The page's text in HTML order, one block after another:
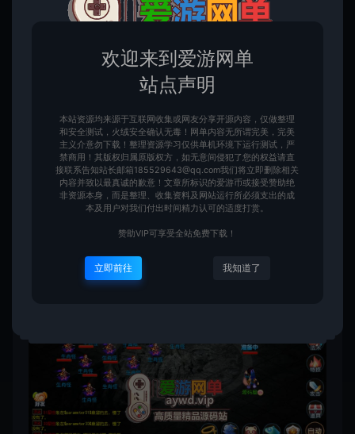
欢迎来到爱游网单
站点声明
本站资源均来源于互联网收集或网友分享开源内容，仅做整理
和安全测试，火绒安全确认无毒！网单内容无所谓完美，完美
主义介意勿下载！整理资源学习仅供单机环境下运行测试，严
禁商用！其版权归属原版权方，如无意间侵犯了您的权益请直
接联系告知站长邮箱185529643@qq.com我们将立即删除相关
内容并致以最真诚的歉意！文章所标识的爱游币或接受赞助绝
非资源本身，而是整理、收集资料及网站运行所必须支出的成
本及用户对我们付出时间精力认可的适度打赏。
赞助VIP可享受全站免费下载！
立即前往 我知道了